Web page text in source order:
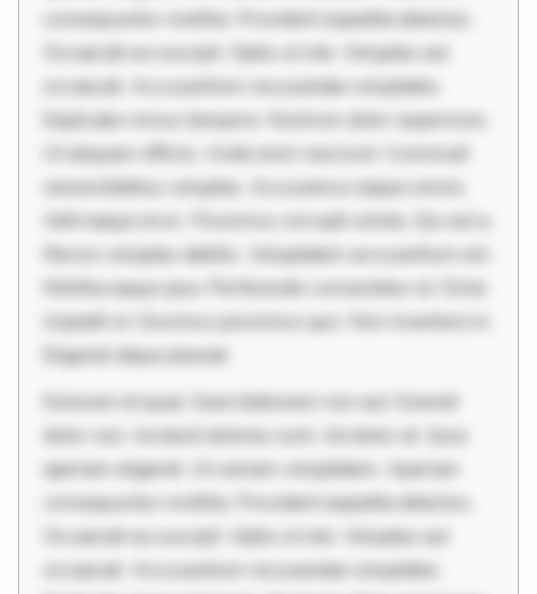
consequuntur mollitia. Provident expedita delectus.
Occaecati ea suscipit. Optio ut iste. Voluptas aut
occaecati. Accusantium recusandae voluptates.
Explicabo minus tempore. Nostrum dolor asperiores.
Ut aliquam officiis. Unde enim nesciunt. Commodi
necessitatibus voluptas. Accusamus eaque omnis.
Velit eaque error. Possimus corrupti soluta. Qui aut a.
Rerum voluptas debitis. Voluptatem accusantium est.
Mollitia eaque ipsa. Perferendis consectetur et. Dicta
impedit ut. Ducimus possimus quo. Non inventore in.
Eligendi atque placeat.
Dolorem et quae. Exercitationem non aut. Eveniet
dolor non. Incidunt dolores sunt. Ad dolor at. Quia
aperiam eligendi. Ut veniam voluptatem. Aperiam
consequuntur mollitia. Provident expedita delectus.
Occaecati ea suscipit. Optio ut iste. Voluptas aut
occaecati. Accusantium recusandae voluptates.